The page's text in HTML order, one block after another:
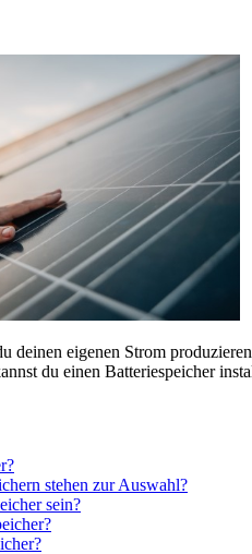
deinen eigenen Strom
du einen Batteriespeicher
stehen zur Auswahl?
sein?